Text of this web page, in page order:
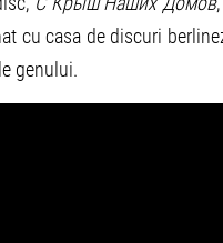
cu casa de discuri
genului.